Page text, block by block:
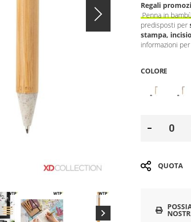
Regali
Penna in
predisposti per
stampa,
informazioni
COLORE
QUOTA